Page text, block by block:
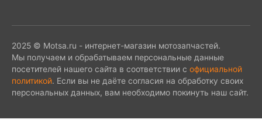
2025 © Motsa.ru - интернет-магазин мотозапчастей.
Мы получаем и обрабатываем персональные данные
посетителей нашего сайта в соответствии с официальной
политикой. Если вы не даёте согласия на обработку своих
персональных данных, вам необходимо покинуть наш сайт.